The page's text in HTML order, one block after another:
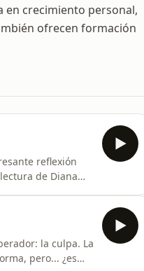
en crecimiento personal,
ofrecen formación
reflexión
de Diana
la culpa. La
pero... ¿es